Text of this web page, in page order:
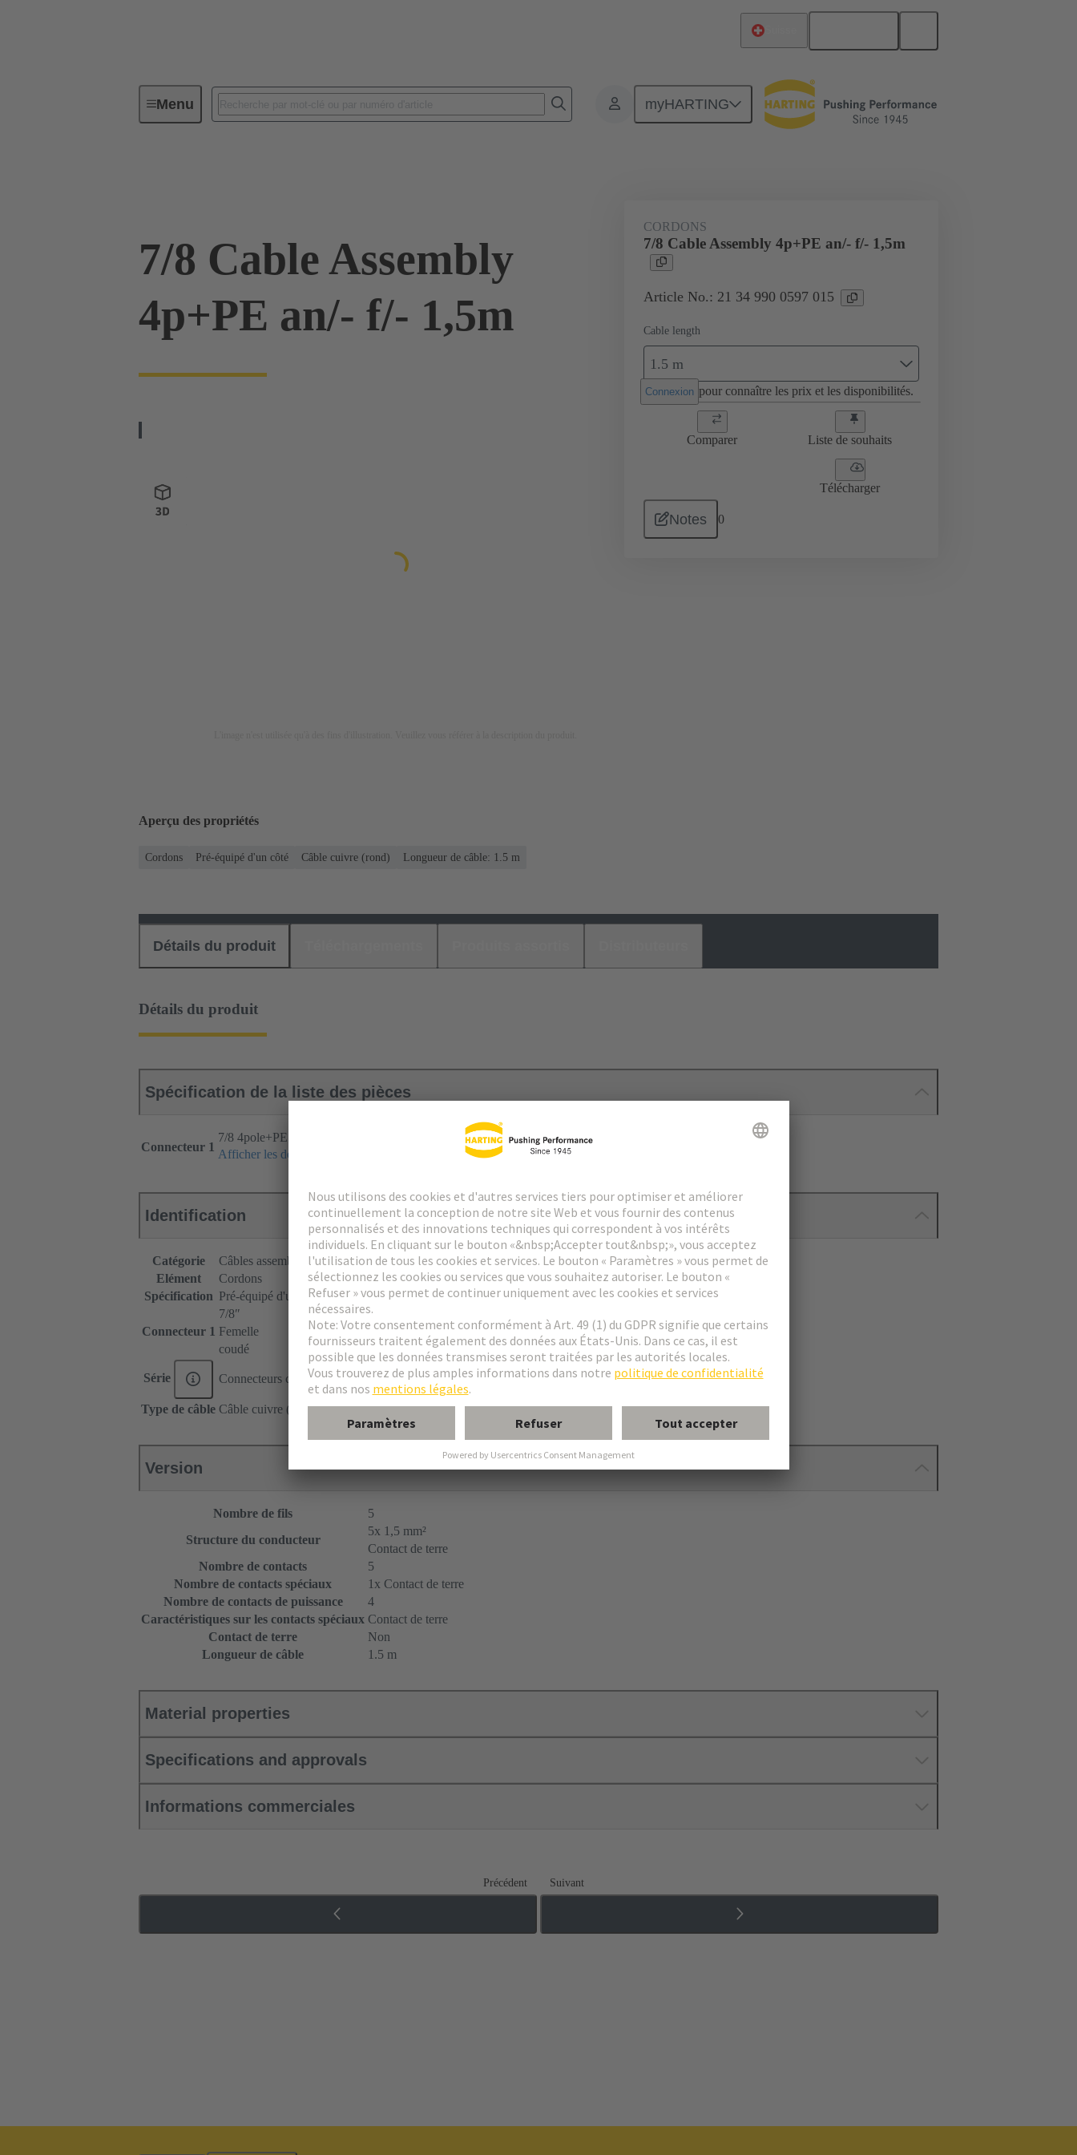
Menu myHARTING
Confections de cordon et câbles au mètre Produits Connecteurs circulaires Câbles assemblés 7/8ʺ
7/8 Cable Assembly
4p+PE an/- f/- 1,5m
CORDONS
7/8 Cable Assembly 4p+PE an/- f/- 1,5m
Article No.: 21 34 990 0597 015
Cable length
1.5 m
Connexion pour connaître les prix et les disponibilités.
Comparer Liste de souhaits
Télécharger
Notes 0
Aperçu des propriétés
Cordons Pré-équipé d'un côté Câble cuivre (rond) Longueur de câble: 1.5 m
Détails du produit
Détails du produit
Spécification de la liste des pièces
Connecteur 1
7/8 4pole+PE female angled overm unshld
Afficher les détails
Identification
Catégorie
Câbles assemblés
Elément
Cordons
Spécification Pré-équipé d'un côté
Connecteur 1
7/8ʺ
Femelle
coudé
Série Connecteurs circulaires 7/8ʺ
Type de câble Câble cuivre (rond)
Version
Nombre de fils
5
Structure du conducteur
5x 1,5 mm²
Contact de terre
Nombre de contacts
5
Nombre de contacts spéciaux
1x Contact de terre
Nombre de contacts de puissance
4
Caractéristiques sur les contacts spéciaux Contact de terre
Contact de terre
Non
Longueur de câble
1.5 m
Material properties
Specifications and approvals
Informations commerciales
Précédent Suivant